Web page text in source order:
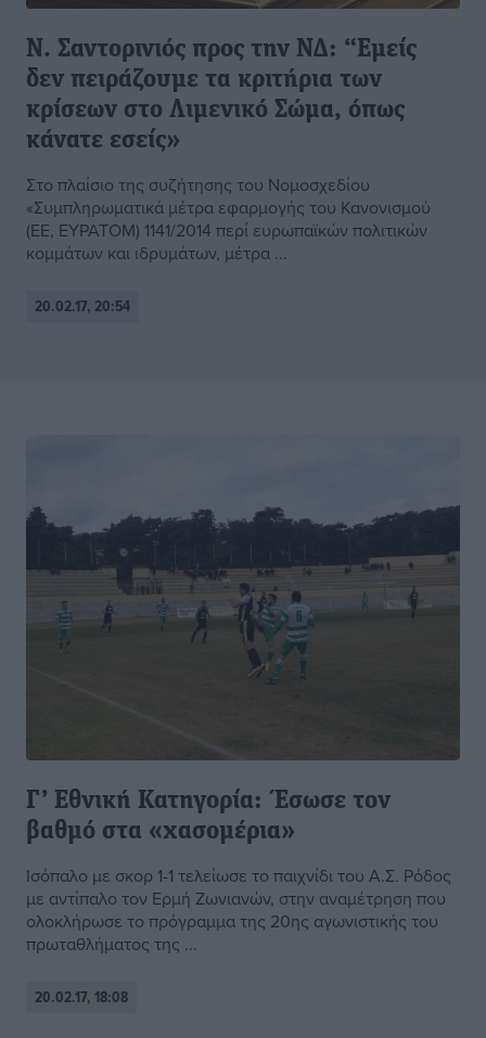
N. Σαντορινιός προς την ΝΔ: “Εμείς
δεν πειράζουμε τα κριτήρια των
κρίσεων στο Λιμενικό Σώμα, όπως
κάνατε εσείς»
Στο πλαίσιο της συζήτησης του Νομοσχεδίου
«Συμπληρωματικά μέτρα εφαρμογής του Κανονισμού
(EE, EΥPATOM) 1141/2014 περί ευρωπαϊκών πολιτικών
κομμάτων και ιδρυμάτων, μέτρα ...
20.02.17, 20:54
Γ’ Εθνική Κατηγορία: Έσωσε τον
βαθμό στα «χασομέρια»
Ισόπαλο με σκορ 1-1 τελείωσε το παιχνίδι του Α.Σ. Ρόδος
με αντίπαλο τον Ερμή Ζωνιανών, στην αναμέτρηση που
ολοκλήρωσε το πρόγραμμα της 20ης αγωνιστικής του
πρωταθλήματος της ...
20.02.17, 18:08